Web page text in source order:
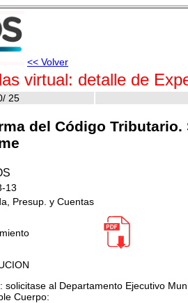
<< Volver
virtual: detalle de
25
del Código Tributario.
13
Presup. y Cuentas
solicitase al Departamento Ejecutivo
Cuerpo: